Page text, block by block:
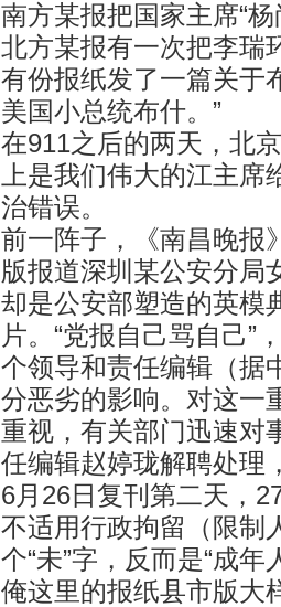
南方某报把国家主席“
北方某报有一次把李瑞
有份报纸发了一篇关于
美国小总统布什。”
在911之后的两天，北
上是我们伟大的江主
治错误。
前一阵子，《南昌晚报
版报道深圳某公安分局
却是公安部塑造的英模
片。“党报自己骂自己”
个领导和责任编辑（据
分恶劣的影响。对这一
重视，有关部门迅速对
任编辑赵婷珑解聘处理
6月26日复刊第二天，
不适用行政拘留（限制
个“未”字，反而是“成年
俺这里的报纸县市版大